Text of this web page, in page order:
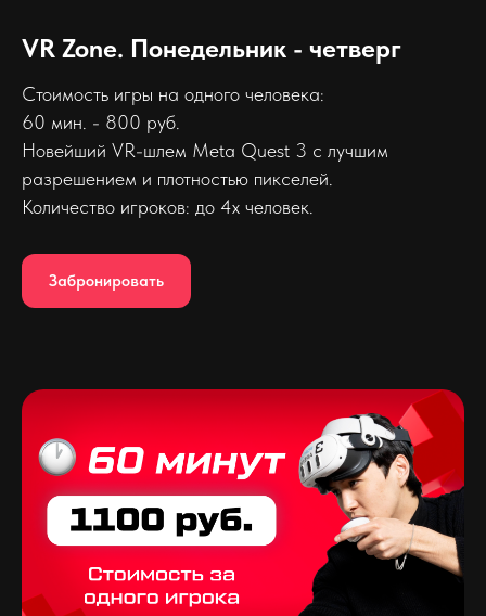
VR Zone. Понедельник - четверг
Стоимость игры на одного человека:
60 мин. - 800 руб.
Новейший VR-шлем Meta Quest 3 с лучшим
разрешением и плотностью пикселей.
Количество игроков: до 4х человек.
Забронировать